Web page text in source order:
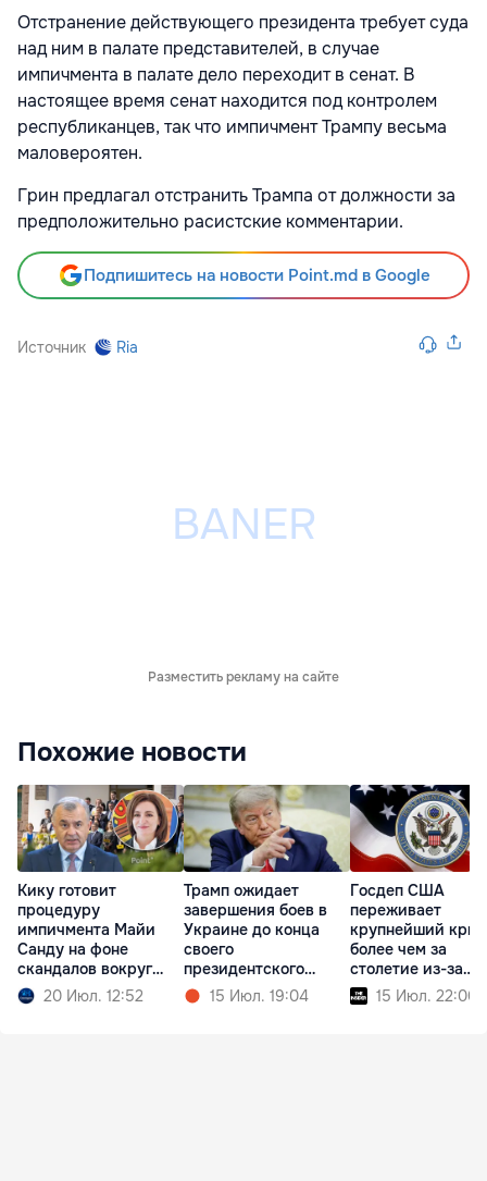
Отстранение действующего президента требует суда
над ним в палате представителей, в случае
импичмента в палате дело переходит в сенат. В
настоящее время сенат находится под контролем
республиканцев, так что импичмент Трампу весьма
маловероятен.
Грин предлагал отстранить Трампа от должности за
предположительно расистские комментарии.
Подпишитесь на новости Point.md в Google
Источник Ria
Разместить рекламу на сайте
Похожие новости
Кику готовит
процедуру
импичмента Майи
Санду на фоне
скандалов вокруг
партии PAS
20 Июл. 12:52
Трамп ожидает
завершения боев в
Украине до конца
своего
президентского
срока15 Июл. 19:04
Госдеп США
переживает
крупнейший
более чем за
столетие из-за
реформ Трампа
15 Июл. 22:00